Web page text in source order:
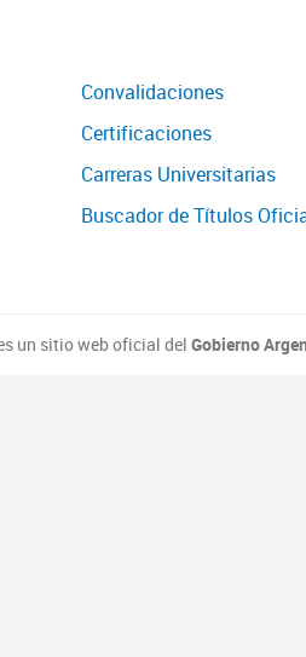
Convalidaciones
Certificaciones
Carreras Universitarias
Buscador de Títulos
un sitio web oficial del Gobierno